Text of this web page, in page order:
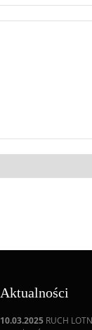
Aktualności
10.03.2025RUCH